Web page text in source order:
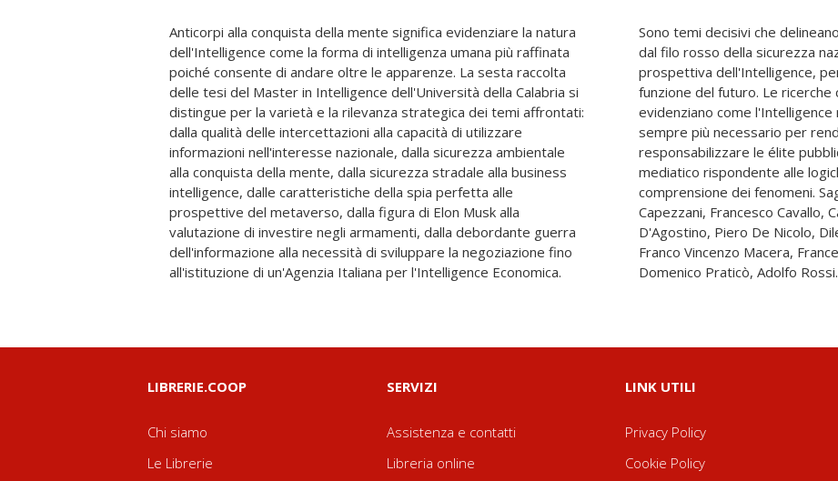
Anticorpi alla conquista della mente significa evidenziare la natura
dell'Intelligence come la forma di intelligenza umana più raffinata
poiché consente di andare oltre le apparenze. La sesta raccolta
delle tesi del Master in Intelligence dell'Università della Calabria si
distingue per la varietà e la rilevanza strategica dei temi affrontati:
dalla qualità delle intercettazioni alla capacità di utilizzare
informazioni nell'interesse nazionale, dalla sicurezza ambientale
alla conquista della mente, dalla sicurezza stradale alla business
intelligence, dalle caratteristiche della spia perfetta alle
prospettive del metaverso, dalla figura di Elon Musk alla
valutazione di investire negli armamenti, dalla debordante guerra
dell'informazione alla necessità di sviluppare la negoziazione fino
all'istituzione di un'Agenzia Italiana per l'Intelligence Economica.
Sono temi decisivi che delineano un mosaico di problemi collegati
dal filo rosso della sicurezza nazionale, esaminato nella
prospettiva dell'Intelligence, per intercettare il presente in
funzione del futuro. Le ricerche che vengono presentate
evidenziano come l'Intelligence rappresenti un campo di studi
sempre più necessario per rendere consapevoli i cittadini e
responsabilizzare le élite pubbliche, di fronte a un sistema
mediatico rispondente alle logiche del consumo più che alla
comprensione dei fenomeni. Saggi di: Diego Berlingieri, Liuva
Capezzani, Francesco Cavallo, Carlo Conte, Mariaroberta
D'Agostino, Piero De Nicolo, Diletta Del Gaudio, Armando Giove,
Franco Vincenzo Macera, Francesco Mercuri, Monica Osso,
Domenico Praticò, Adolfo Rossi.
LIBRERIE.COOP
Chi siamo
Le Librerie
SERVIZI
Assistenza e contatti
Libreria online
LINK UTILI
Privacy Policy
Cookie Policy